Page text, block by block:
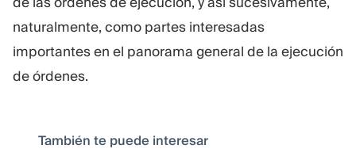
naturalmente, como partes interesadas
importantes en el panorama general de la ejecución
de órdenes.
También te puede interesar